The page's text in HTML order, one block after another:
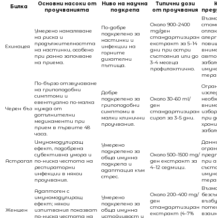
Билка
Основни насоки от
проучванията
Ниво на научна
подкрепа
Типични дози
от проучвания
Ехинацея
Умерено намаляване
на риска и
продължителността
на настинки, особено
при ранно започване
на приема.
По-добре
подкрепено за
настинки и
инфекции на
горните
дихателни
пътища.
Около 900–2400
mg/ден
стандартизиран
екстракт за 5–14
дни при остри
състояния или до
3–4 месеца
профилактично.
Черен бъз
По-бързо отзвучаване
на грипоподобни
симптоми и
евентуално по-малка
нужда от
допълнителни
медикаменти при
прием в първите 48
часа.
Добре
подкрепено за
грипоподобни
симптоми в
малки клинични
проучвания.
Около 30–60 ml/
ден
стандартизиран
сироп за 3–5 дни.
при
Астрагал
Имуномодулиращ
ефект, подобрена
субективна умора и
по-ниска честота на
респираторни
инфекции в някои
проучвания.
Умерено
подкрепено за
обща имунна
подкрепа и
адаптация към
стрес.
Около 500–1500 mg/
ден екстракт за
4–12 седмици.
при
Женшен
Адаптоген с
имуномодулиращ
ефект; някои
изпитвания показват
по-ниска честота на
Умерено
подкрепено за
обща имунна
устойчивост и
Около 200–400 mg/
ден
стандартизиран
екстракт (4–7%